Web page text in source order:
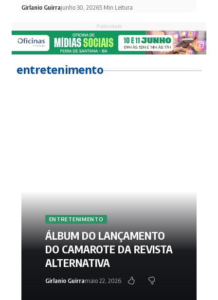
Girlanio Guirrajunho 30, 20265 Min Leitura
Publicidade
entretenimento
ENTRETENIMENTO
ÁLBUM DO LANÇAMENTO
DO CAMAROTE DA REVISTA
ALTERNATIVA
Girlanio Guirramaio 22, 2026